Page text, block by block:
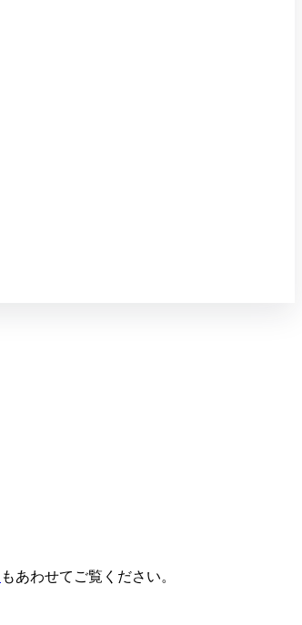
もあわせてご覧ください。